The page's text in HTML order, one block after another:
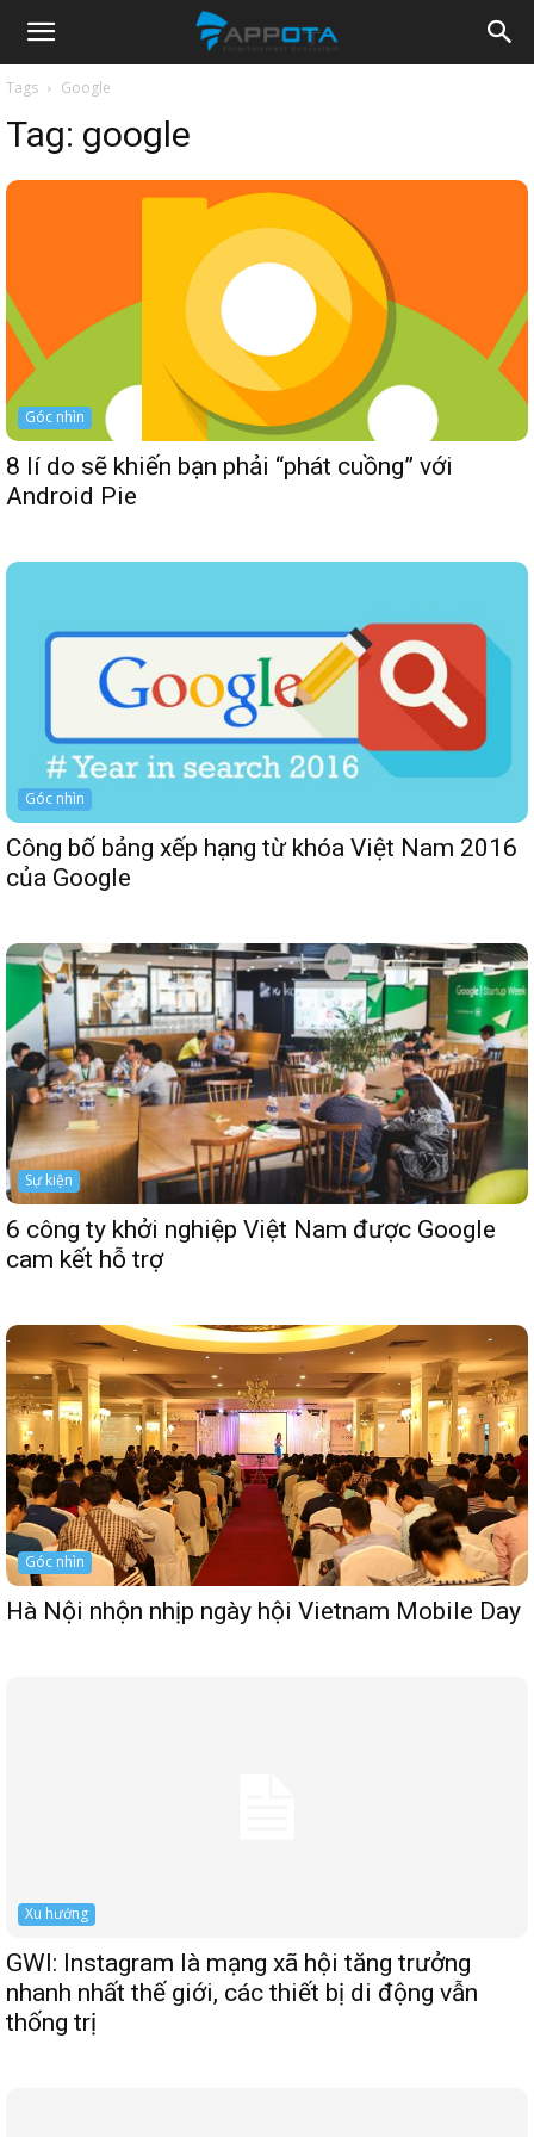
Appota
News
Tags Google
Tag: google
Góc nhìn
8 lí do sẽ khiến bạn phải “phát cuồng” với
Android Pie
Góc nhìn
Công bố bảng xếp hạng từ khóa Việt Nam 2016
của Google
Sự kiện
6 công ty khởi nghiệp Việt Nam được Google
cam kết hỗ trợ
Góc nhìn
Hà Nội nhộn nhịp ngày hội Vietnam Mobile Day
Xu hướng
GWI: Instagram là mạng xã hội tăng trưởng
nhanh nhất thế giới, các thiết bị di động vẫn
thống trị